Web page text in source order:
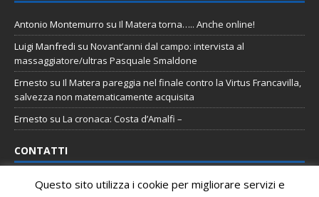
Antonio Montemurro su Il Matera torna….. Anche online!
Luigi Manfredi su Novant’anni dal campo: intervista al
massaggiatore/ultras Pasquale Smaldone
Ernesto su Il Matera pareggia nel finale contro la Virtus Francavilla,
salvezza non matematicamente acquisita
Ernesto su La cronaca: Costa d’Amalfi –
CONTATTI
Email:staff@tifomatera.it
Questo sito utilizza i cookie per migliorare servizi e